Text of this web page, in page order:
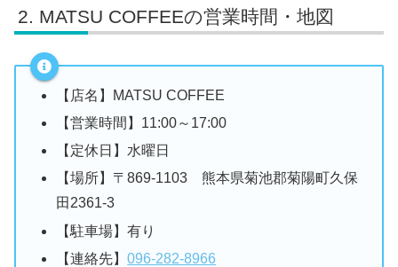
MATSU COFFEEの営業時間・地図
【店名】MATSU COFFEE
【営業時間】11:00～17:00
【定休日】水曜日
【場所】〒869-1103 熊本県菊池郡菊陽町久保
田2361-3
【駐車場】有り
【連絡先】096-282-8966